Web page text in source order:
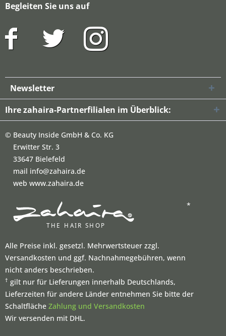
Begleiten Sie uns auf
Newsletter
Ihre zahaira-Partnerfilialen im Überblick:
© Beauty Inside GmbH & Co. KG
Erwitter Str. 3
33647 Bielefeld
mail info@zahaira.de
web www.zahaira.de
*
Alle Preise inkl. gesetzl. Mehrwertsteuer zzgl.
Versandkosten und ggf. Nachnahmegebühren, wenn
nicht anders beschrieben.
† gilt nur für Lieferungen innerhalb Deutschlands,
Lieferzeiten für andere Länder entnehmen Sie bitte der
Schaltfläche Zahlung und Versandkosten
Wir versenden mit DHL.